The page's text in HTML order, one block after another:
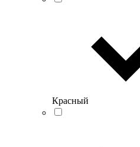
Красный